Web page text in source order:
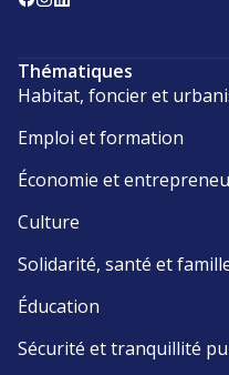
Thématiques
Habitat, foncier et
Emploi et formation
Économie et
Culture
Solidarité, santé et
Éducation
Sécurité et tranquillité